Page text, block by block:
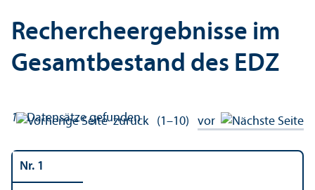
Rechercheergebnisse im
Gesamtbestand des EDZ
11Datensätze gefunden
zurück (1–10) vor
Nr. 1